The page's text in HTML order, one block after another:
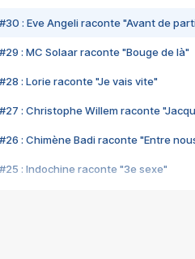
#30 : Eve Angeli raconte "Avant de
#29 : MC Solaar raconte "Bouge de là"
#28 : Lorie raconte "Je vais vite"
#27 : Christophe Willem raconte
#26 : Chimène Badi raconte "Entre
#25 : Indochine raconte "3e sexe"